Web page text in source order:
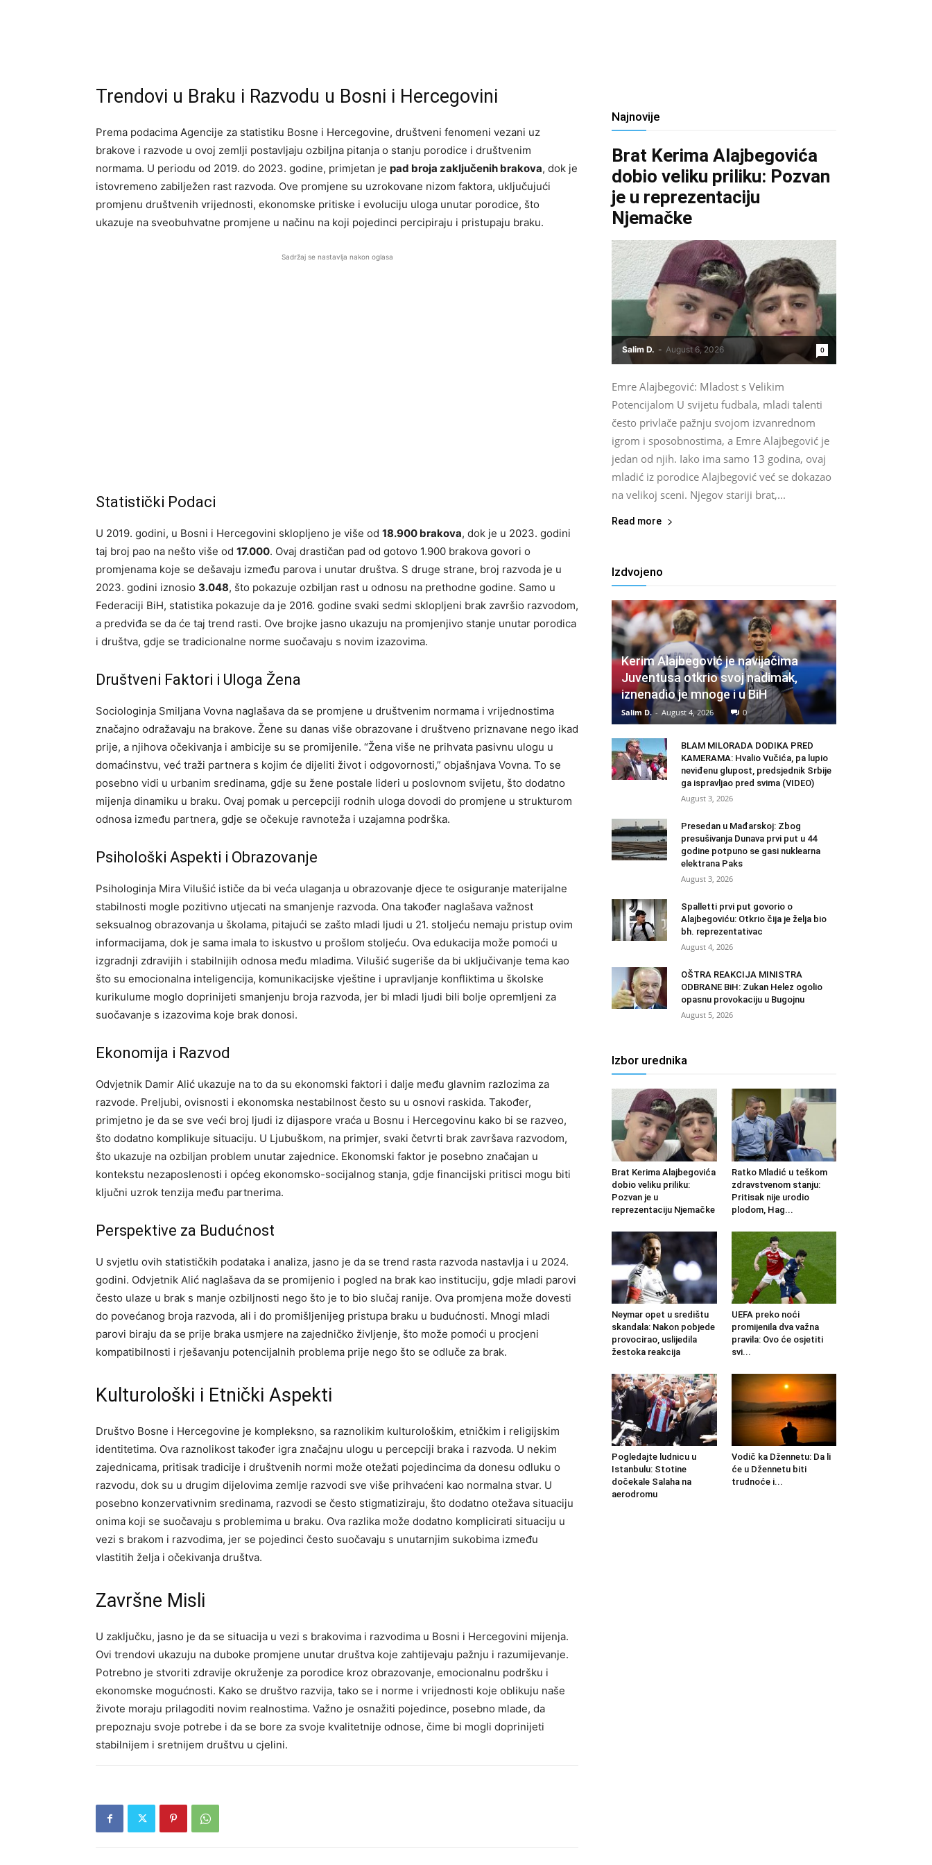
Trendovi u Braku i Razvodu u Bosni i Hercegovini
Prema podacima Agencije za statistiku Bosne i Hercegovine, društveni fenomeni vezani uz
brakove i razvode u ovoj zemlji postavljaju ozbiljna pitanja o stanju porodice i društvenim
normama. U periodu od 2019. do 2023. godine, primjetan je pad broja zaključenih brakova, dok je
istovremeno zabilježen rast razvoda. Ove promjene su uzrokovane nizom faktora, uključujući
promjenu društvenih vrijednosti, ekonomske pritiske i evoluciju uloga unutar porodice, što
ukazuje na sveobuhvatne promjene u načinu na koji pojedinci percipiraju i pristupaju braku.
Sadržaj se nastavlja nakon oglasa
Statistički Podaci
U 2019. godini, u Bosni i Hercegovini sklopljeno je više od 18.900 brakova, dok je u 2023. godini
taj broj pao na nešto više od 17.000. Ovaj drastičan pad od gotovo 1.900 brakova govori o
promjenama koje se dešavaju između parova i unutar društva. S druge strane, broj razvoda je u
2023. godini iznosio 3.048, što pokazuje ozbiljan rast u odnosu na prethodne godine. Samo u
Federaciji BiH, statistika pokazuje da je 2016. godine svaki sedmi sklopljeni brak završio razvodom,
a predviđa se da će taj trend rasti. Ove brojke jasno ukazuju na promjenjivo stanje unutar porodica
i društva, gdje se tradicionalne norme suočavaju s novim izazovima.
Društveni Faktori i Uloga Žena
Sociologinja Smiljana Vovna naglašava da se promjene u društvenim normama i vrijednostima
značajno odražavaju na brakove. Žene su danas više obrazovane i društveno priznavane nego ikad
prije, a njihova očekivanja i ambicije su se promijenile. “Žena više ne prihvata pasivnu ulogu u
domaćinstvu, već traži partnera s kojim će dijeliti život i odgovornosti,” objašnjava Vovna. To se
posebno vidi u urbanim sredinama, gdje su žene postale lideri u poslovnom svijetu, što dodatno
mijenja dinamiku u braku. Ovaj pomak u percepciji rodnih uloga dovodi do promjene u strukturom
odnosa između partnera, gdje se očekuje ravnoteža i uzajamna podrška.
Psihološki Aspekti i Obrazovanje
Psihologinja Mira Vilušić ističe da bi veća ulaganja u obrazovanje djece te osiguranje materijalne
stabilnosti mogle pozitivno utjecati na smanjenje razvoda. Ona također naglašava važnost
seksualnog obrazovanja u školama, pitajući se zašto mladi ljudi u 21. stoljeću nemaju pristup ovim
informacijama, dok je sama imala to iskustvo u prošlom stoljeću. Ova edukacija može pomoći u
izgradnji zdravijih i stabilnijih odnosa među mladima. Vilušić sugeriše da bi uključivanje tema kao
što su emocionalna inteligencija, komunikacijske vještine i upravljanje konfliktima u školske
kurikulume moglo doprinijeti smanjenju broja razvoda, jer bi mladi ljudi bili bolje opremljeni za
suočavanje s izazovima koje brak donosi.
Ekonomija i Razvod
Odvjetnik Damir Alić ukazuje na to da su ekonomski faktori i dalje među glavnim razlozima za
razvode. Preljubi, ovisnosti i ekonomska nestabilnost često su u osnovi raskida. Također,
primjetno je da se sve veći broj ljudi iz dijaspore vraća u Bosnu i Hercegovinu kako bi se razveo,
što dodatno komplikuje situaciju. U Ljubuškom, na primjer, svaki četvrti brak završava razvodom,
što ukazuje na ozbiljan problem unutar zajednice. Ekonomski faktor je posebno značajan u
kontekstu nezaposlenosti i općeg ekonomsko-socijalnog stanja, gdje financijski pritisci mogu biti
ključni uzrok tenzija među partnerima.
Perspektive za Budućnost
U svjetlu ovih statističkih podataka i analiza, jasno je da se trend rasta razvoda nastavlja i u 2024.
godini. Odvjetnik Alić naglašava da se promijenio i pogled na brak kao instituciju, gdje mladi parovi
često ulaze u brak s manje ozbiljnosti nego što je to bio slučaj ranije. Ova promjena može dovesti
do povećanog broja razvoda, ali i do promišljenijeg pristupa braku u budućnosti. Mnogi mladi
parovi biraju da se prije braka usmjere na zajedničko življenje, što može pomoći u procjeni
kompatibilnosti i rješavanju potencijalnih problema prije nego što se odluče za brak.
Kulturološki i Etnički Aspekti
Društvo Bosne i Hercegovine je kompleksno, sa raznolikim kulturološkim, etničkim i religijskim
identitetima. Ova raznolikost također igra značajnu ulogu u percepciji braka i razvoda. U nekim
zajednicama, pritisak tradicije i društvenih normi može otežati pojedincima da donesu odluku o
razvodu, dok su u drugim dijelovima zemlje razvodi sve više prihvaćeni kao normalna stvar. U
posebno konzervativnim sredinama, razvodi se često stigmatiziraju, što dodatno otežava situaciju
onima koji se suočavaju s problemima u braku. Ova razlika može dodatno komplicirati situaciju u
vezi s brakom i razvodima, jer se pojedinci često suočavaju s unutarnjim sukobima između
vlastitih želja i očekivanja društva.
Završne Misli
U zaključku, jasno je da se situacija u vezi s brakovima i razvodima u Bosni i Hercegovini mijenja.
Ovi trendovi ukazuju na duboke promjene unutar društva koje zahtijevaju pažnju i razumijevanje.
Potrebno je stvoriti zdravije okruženje za porodice kroz obrazovanje, emocionalnu podršku i
ekonomske mogućnosti. Kako se društvo razvija, tako se i norme i vrijednosti koje oblikuju naše
živote moraju prilagoditi novim realnostima. Važno je osnažiti pojedince, posebno mlade, da
prepoznaju svoje potrebe i da se bore za svoje kvalitetnije odnose, čime bi mogli doprinijeti
stabilnijem i sretnijem društvu u cjelini.
Najnovije
Brat Kerima Alajbegovića
dobio veliku priliku: Pozvan
je u reprezentaciju
Njemačke
Salim D. - August 6, 2026 0
Emre Alajbegović: Mladost s Velikim
Potencijalom U svijetu fudbala, mladi talenti
često privlače pažnju svojom izvanrednom
igrom i sposobnostima, a Emre Alajbegović je
jedan od njih. Iako ima samo 13 godina, ovaj
mladić iz porodice Alajbegović već se dokazao
na velikoj sceni. Njegov stariji brat,...
Read more
Izdvojeno
Kerim Alajbegović je navijačima
Juventusa otkrio svoj nadimak,
iznenadio je mnoge i u BiH
Salim D. - August 4, 2026 0
BLAM MILORADA DODIKA PRED
KAMERAMA: Hvalio Vučića, pa lupio
neviđenu glupost, predsjednik Srbije
ga ispravljao pred svima (VIDEO)
August 3, 2026
Presedan u Mađarskoj: Zbog
presušivanja Dunava prvi put u 44
godine potpuno se gasi nuklearna
elektrana Paks
August 3, 2026
Spalletti prvi put govorio o
Alajbegoviću: Otkrio čija je želja bio
bh. reprezentativac
August 4, 2026
OŠTRA REAKCIJA MINISTRA
ODBRANE BiH: Zukan Helez ogolio
opasnu provokaciju u Bugojnu
August 5, 2026
Izbor urednika
Brat Kerima Alajbegovića
dobio veliku priliku:
Pozvan je u
reprezentaciju Njemačke
Ratko Mladić u teškom
zdravstvenom stanju:
Pritisak nije urodio
plodom, Hag...
Neymar opet u središtu
skandala: Nakon pobjede
provocirao, uslijedila
žestoka reakcija
UEFA preko noći
promijenila dva važna
pravila: Ovo će osjetiti
svi...
Pogledajte ludnicu u
Istanbulu: Stotine
dočekale Salaha na
aerodromu
Vodič ka Džennetu: Da li
će u Džennetu biti
trudnoće i...